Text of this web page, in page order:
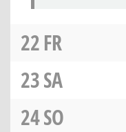
22FR
23SA
24SO